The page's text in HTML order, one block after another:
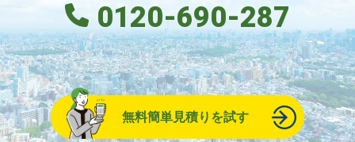
0120-690-287
無料簡単見積りを試す